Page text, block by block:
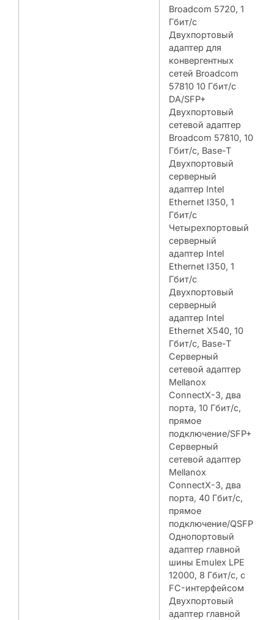
Broadcom 5720, 1
Гбит/с
Двухпортовый
адаптер для
конвергентных
сетей Broadcom
57810 10 Гбит/с
DA/SFP+
Двухпортовый
сетевой адаптер
Broadcom 57810, 10
Гбит/с, Base-T
Двухпортовый
серверный
адаптер Intel
Ethernet I350, 1
Гбит/с
Четырехпортовый
серверный
адаптер Intel
Ethernet I350, 1
Гбит/с
Двухпортовый
серверный
адаптер Intel
Ethernet X540, 10
Гбит/с, Base-T
Серверный
сетевой адаптер
Mellanox
ConnectX-3, два
порта, 10 Гбит/с,
прямое
подключение/SFP+
Серверный
сетевой адаптер
Mellanox
ConnectX-3, два
порта, 40 Гбит/с,
прямое
подключение/QSFP
Однопортовый
адаптер главной
шины Emulex LPE
12000, 8 Гбит/с, с
FC-интерфейсом
Двухпортовый
адаптер главной